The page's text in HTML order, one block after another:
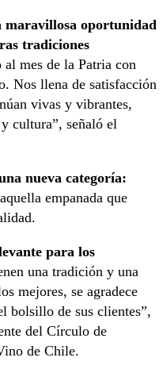
maravillosa oportunidad
tradiciones
mes de la Patria con
Nos llena de satisfacción
vivas y vibrantes,
cultura”, señaló el
nueva categoría:
empanada que
para los
una tradición y una
mejores, se agradece
bolsillo de sus clientes”,
del Círculo de
de Chile.